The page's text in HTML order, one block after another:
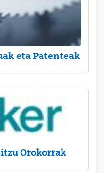
eta Patenteak
Orokorrak